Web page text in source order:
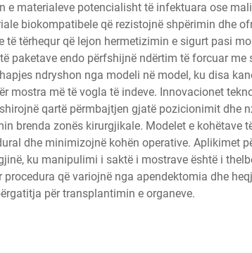
materialeve potencialisht të infektuara ose
biokompatibele që rezistojnë shpërimin dhe
tërhequr që lejon hermetizimin e sigurt pasi
paketave endo përfshijnë ndërtim të forcuar
ndryshon nga modeli në model, ku disa
mostra më të vogla të indeve. Innovacionet
qartë përmbajtjen gjatë pozicionimit dhe
brenda zonës kirurgjikale. Modelet e kohëtave
dhe minimizojnë kohën operative. Aplikimet
ku manipulimi i saktë i mostrave është i
që variojnë nga apendektomia dhe
për transplantimin e organeve.